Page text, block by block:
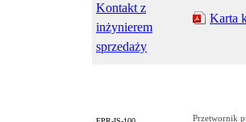
Kontakt z
inżynierem
sprzedaży
Karta
Przetwornik